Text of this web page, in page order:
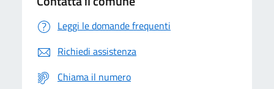
Leggi le domande frequenti
Richiedi assistenza
Chiama il numero